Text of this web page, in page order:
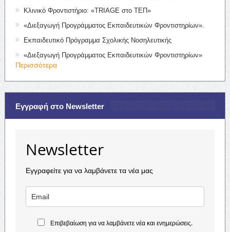
Κλινικό Φροντιστήριο: «TRIAGE στο ΤΕΠ»
«Διεξαγωγή Προγράμματος Εκπαιδευτικών Φροντιστηρίων».
Εκπαιδευτικό Πρόγραμμα Σχολικής Νοσηλευτικής
«Διεξαγωγή Προγράμματος Εκπαιδευτικών Φροντιστηρίων»
Περισσότερα
Εγγραφή στο Newsletter
Newsletter
Εγγραφείτε για να λαμβάνετε τα νέα μας
Επιβεβαίωση για να λαμβάνετε νέα και ενημερώσεις.